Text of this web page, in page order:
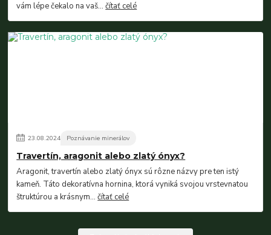
vám lépe čekalo na vaš...čítať celé
23.08.2024 Poznávanie minerálov
Travertín, aragonit alebo zlatý ónyx?
Aragonit, travertín alebo zlatý ónyx sú rôzne názvy pre ten istý
kameň. Táto dekoratívna hornina, ktorá vyniká svojou vrstevnatou
štruktúrou a krásnym...čítať celé